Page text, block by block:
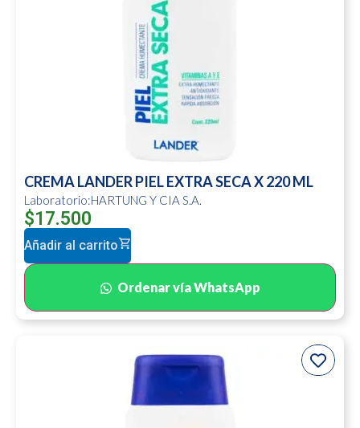
CREMA LANDER PIEL EXTRA SECA X 220 ML
Laboratorio:HARTUNG Y CIA S.A.
$17.500
Añadir al carrito
Ordenar vía WhatsApp